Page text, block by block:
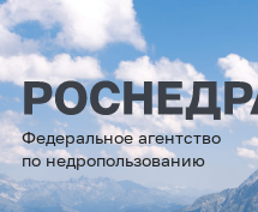
Федеральное агентство
по недропользованию